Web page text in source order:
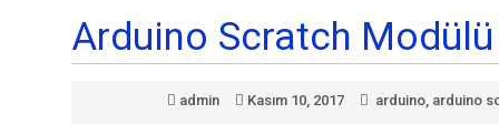
Arduino Scratch Modülü
admin Kasım 10, 2017 arduino, arduino